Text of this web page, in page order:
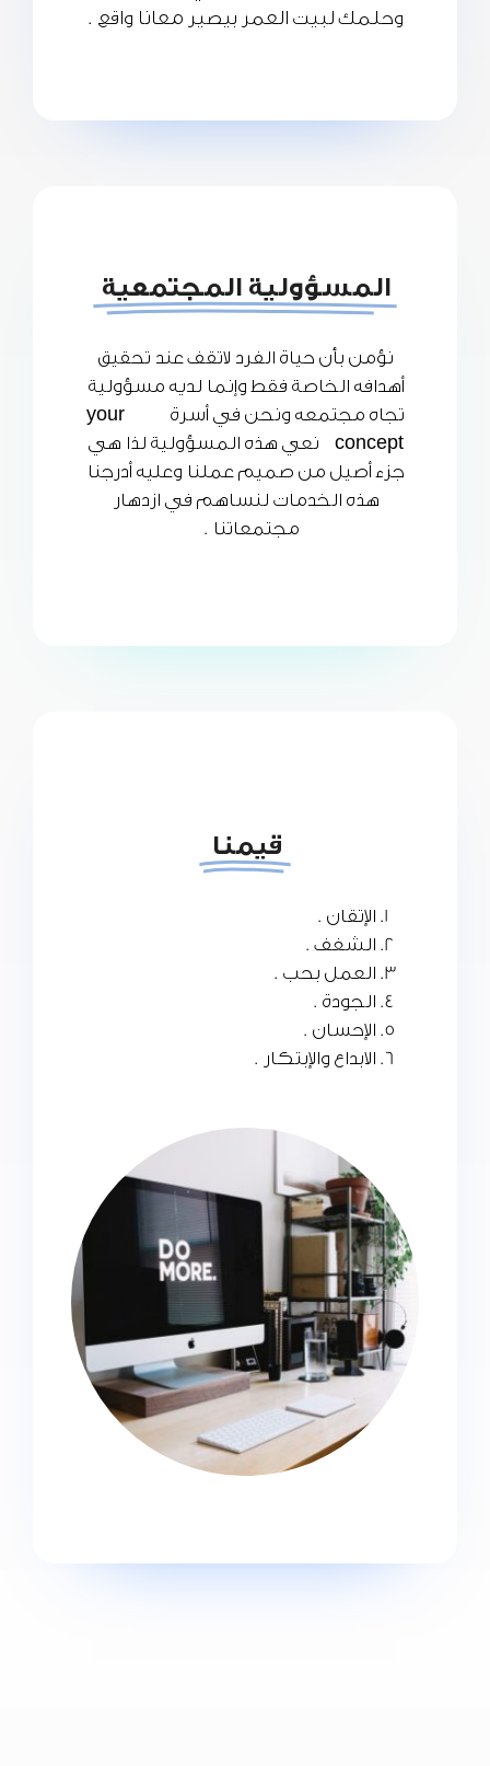
وحلمك لبيت العمر بيصير معانا واقع .
المسؤولية المجتمعية
نؤمن بأن حياة الفرد لاتقف عند تحقيق
أهدافه الخاصة فقط وإنما لديه مسؤولية
تجاه مجتمعه ونحن في أسرة your
concept نعي هذه المسؤولية لذا هي
جزء أصيل من صميم عملنا وعليه أدرجنا
هذه الخدمات لنساهم في ازدهار
مجتمعاتنا .
قيمنا
الإتقان .
الشغف .
العمل بحب .
الجودة .
الإحسان .
الابداع والإبتكار .